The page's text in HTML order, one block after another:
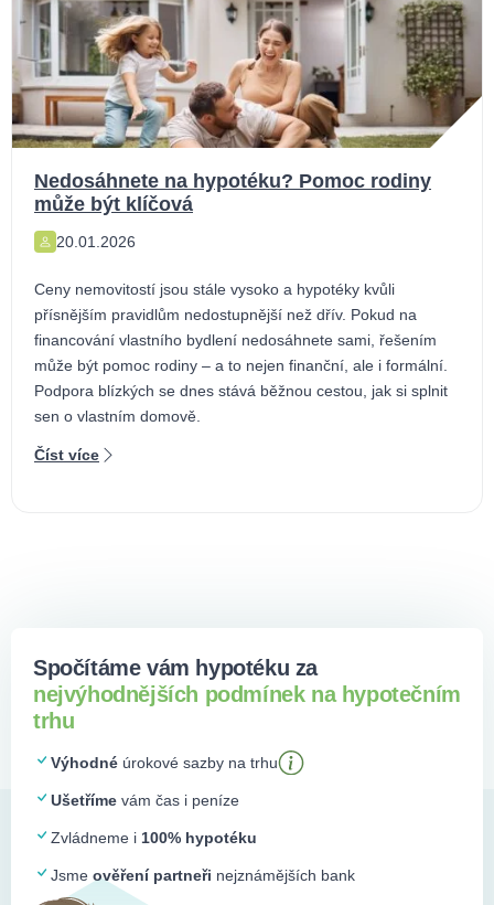
Nedosáhnete na hypotéku? Pomoc rodiny
může být klíčová
20.01.2026
Ceny nemovitostí jsou stále vysoko a hypotéky kvůli
přísnějším pravidlům nedostupnější než dřív. Pokud na
financování vlastního bydlení nedosáhnete sami, řešením
může být pomoc rodiny – a to nejen finanční, ale i formální.
Podpora blízkých se dnes stává běžnou cestou, jak si splnit
sen o vlastním domově.
Číst více
Spočítáme vám hypotéku za
nejvýhodnějších podmínek na hypotečním
trhu
Výhodné úrokové sazby na trhu
Ušetříme vám čas i peníze
Zvládneme i 100% hypotéku
Jsme ověření partneři nejznámějších bank